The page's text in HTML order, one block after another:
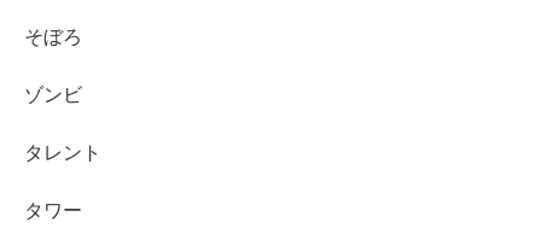
そぼろ
ゾンビ
タレント
タワー